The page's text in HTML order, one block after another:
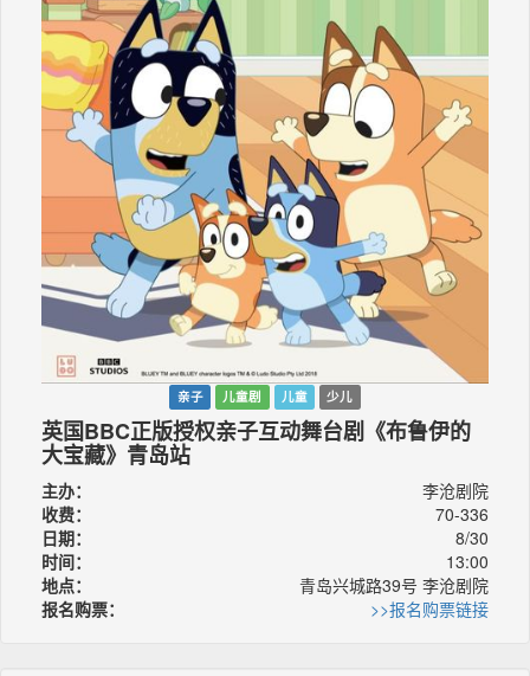
亲子 儿童剧 儿童 少儿
英国BBC正版授权亲子互动舞台剧《布鲁伊的
大宝藏》青岛站
主办：
李沧剧院
收费：
70-336
日期：
8/30
时间：
13:00
地点：
青岛兴城路39号 李沧剧院
报名购票：
>>报名购票链接